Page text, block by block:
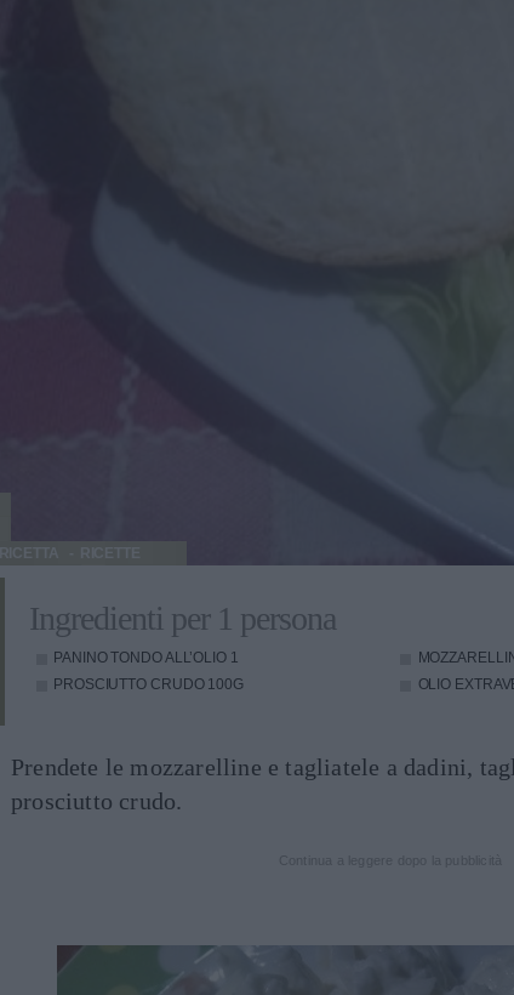
RICETTA
Ingredienti per 1 persona
PANINO TONDO ALL’OLIO 1
PROSCIUTTO CRUDO 100G OLIO
Prendete le mozzarelline e tagliatele a dadini,
prosciutto crudo.